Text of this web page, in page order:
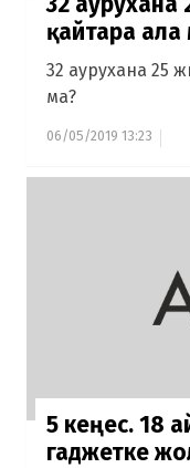
қайтара ала
32 аурухана 25
ма?
06/05/2019 13:23
5 кеңес. 18
гаджетке